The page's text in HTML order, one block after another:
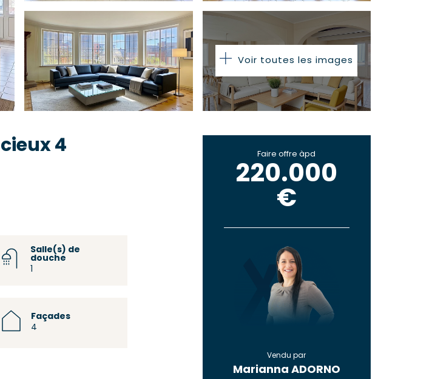
Voir toutes les images
4
Salle(s) de
douche
1
Façades
4
Faire offre àpd
220.000
€
Vendu par
Marianna ADORNO